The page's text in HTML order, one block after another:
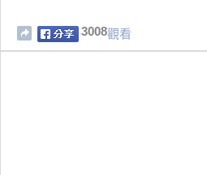
3008觀看